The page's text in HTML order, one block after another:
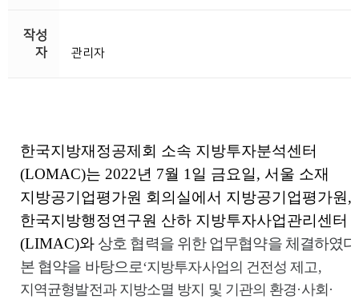
관리자
한국지방재정공제회 소속 지방투자분석센터
(LOMAC)는 2022년 7월 1일 금요일, 서울 소재
지방공기업평가원 회의실에서 지방공기업평가원,
한국지방행정연구원 산하 지방투자사업관리센터
(LIMAC)와 상호 협력을 위한 업무협약을 체결하였
본 협약을 바탕으로‘지방투자사업의 건전성 제고,
지역균형발전과 지방소멸 방지 및 기관의 환경·사회·